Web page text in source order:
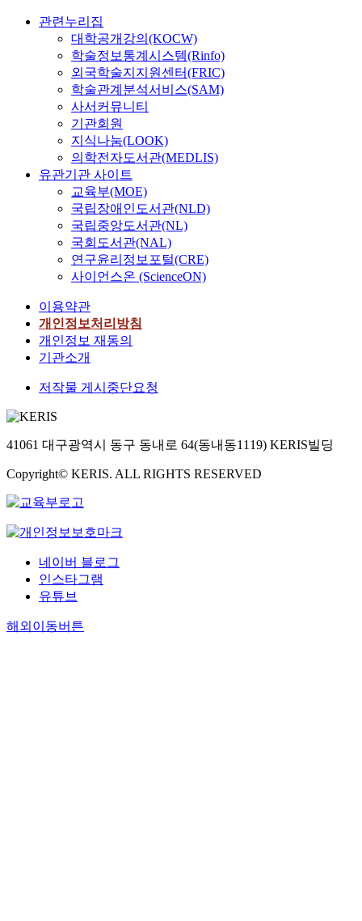
관련누리집
대학공개강의(KOCW)
학술정보통계시스템(Rinfo)
외국학술지지원센터(FRIC)
학술관계분석서비스(SAM)
사서커뮤니티
기관회원
지식나눔(LOOK)
의학전자도서관(MEDLIS)
유관기관 사이트
교육부(MOE)
국립장애인도서관(NLD)
국립중앙도서관(NL)
국회도서관(NAL)
연구윤리정보포털(CRE)
사이언스온 (ScienceON)
이용약관
개인정보처리방침
개인정보 재동의
기관소개
저작물 게시중단요청
41061 대구광역시 동구 동내로 64(동내동1119) KERIS빌딩
Copyright© KERIS. ALL RIGHTS RESERVED
네이버 블로그
인스타그램
유튜브
해외이동버튼